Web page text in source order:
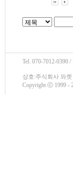
Tel. 070-7012-0390
상호:주식회사 와켓
Copyright ⓒ 1999 -